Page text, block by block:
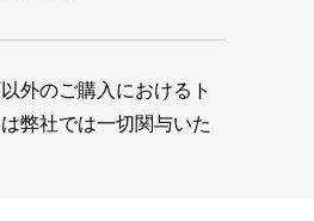
外のご購入におけるト
弊社では一切関与いた